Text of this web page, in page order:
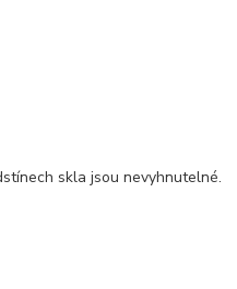
skla jsou nevyhnutelné.